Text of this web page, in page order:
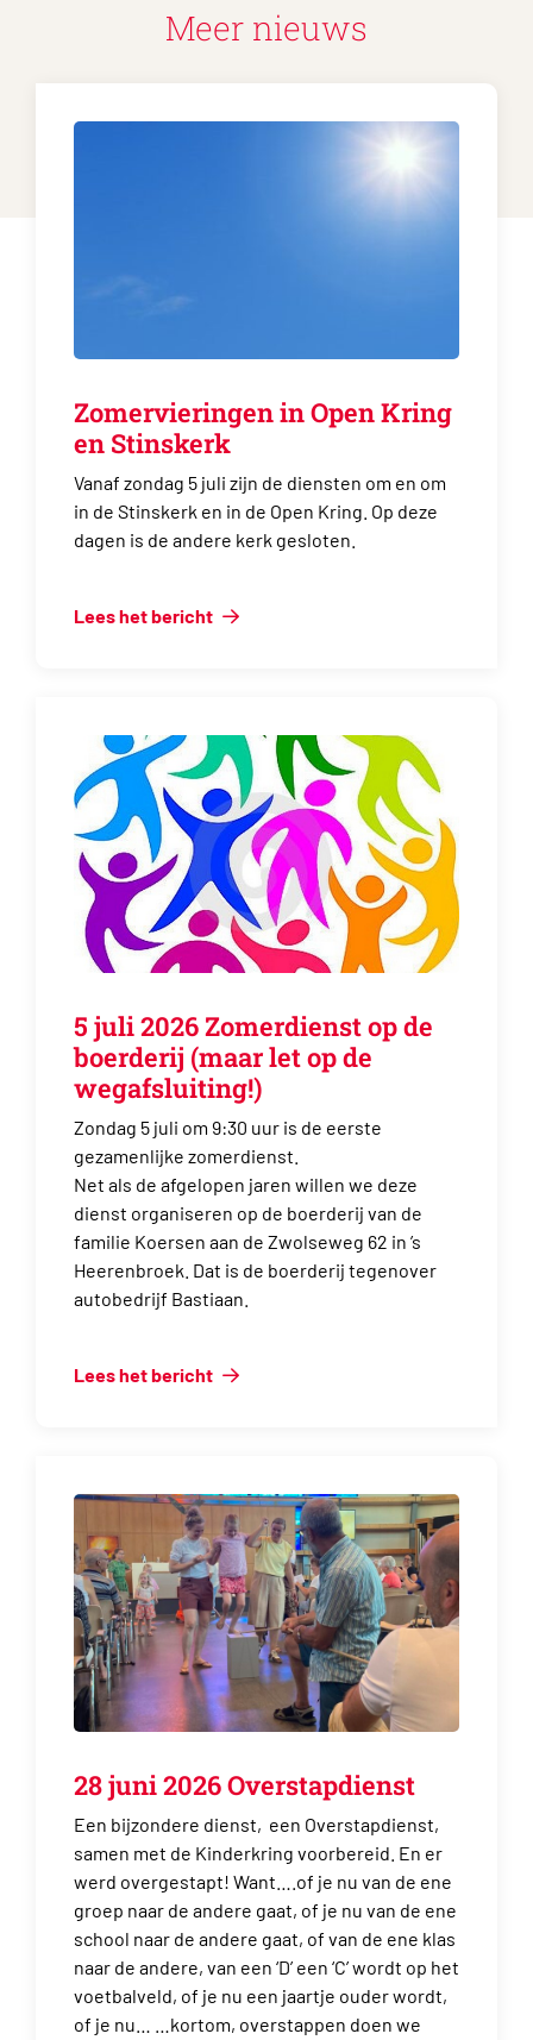
Meer nieuws
Zomervieringen in Open Kring
en Stinskerk
Vanaf zondag 5 juli zijn de diensten om en om
in de Stinskerk en in de Open Kring. Op deze
dagen is de andere kerk gesloten.
Lees het bericht
5 juli 2026 Zomerdienst op de
boerderij (maar let op de
wegafsluiting!)
Zondag 5 juli om 9:30 uur is de eerste
gezamenlijke zomerdienst.
Net als de afgelopen jaren willen we deze
dienst organiseren op de boerderij van de
familie Koersen aan de Zwolseweg 62 in ’s
Heerenbroek. Dat is de boerderij tegenover
autobedrijf Bastiaan.
Lees het bericht
28 juni 2026 Overstapdienst
Een bijzondere dienst, een Overstapdienst,
samen met de Kinderkring voorbereid. En er
werd overgestapt! Want….of je nu van de ene
groep naar de andere gaat, of je nu van de ene
school naar de andere gaat, of van de ene klas
naar de andere, van een ‘D’ een ‘C’ wordt op het
voetbalveld, of je nu een jaartje ouder wordt,
of je nu… …kortom, overstappen doen we